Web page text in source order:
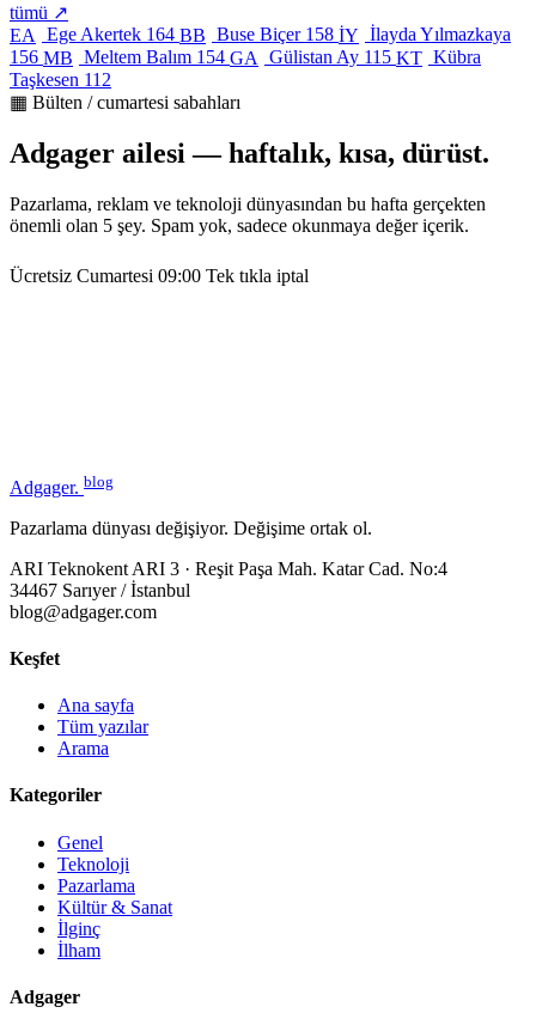
tümü ↗
EA
Ege Akertek 164 BB Buse Biçer 158 İY İlayda Yılmazkaya
156 MB Meltem Balım 154 GA Gülistan Ay 115 KT Kübra
Taşkesen 112
▦ Bülten / cumartesi sabahları
Adgager ailesi — haftalık, kısa, dürüst.
Pazarlama, reklam ve teknoloji dünyasından bu hafta gerçekten
önemli olan 5 şey. Spam yok, sadece okunmaya değer içerik.
Ücretsiz Cumartesi 09:00 Tek tıkla iptal
Adgager. blog
Pazarlama dünyası değişiyor. Değişime ortak ol.
ARI Teknokent ARI 3 · Reşit Paşa Mah. Katar Cad. No:4
34467 Sarıyer / İstanbul
blog@adgager.com
Keşfet
Ana sayfa
Tüm yazılar
Arama
Kategoriler
Genel
Teknoloji
Pazarlama
Kültür & Sanat
İlginç
İlham
Adgager